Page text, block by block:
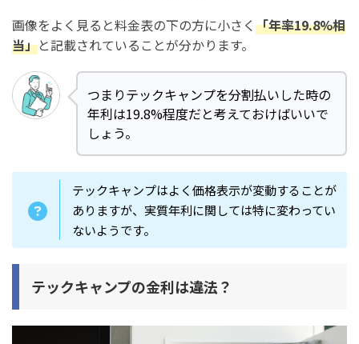
画像をよく見ると料金表の下の方に小さく「年率19.8%相
当」と記載されていることが分かります。
つまりテックキャンプを分割払いした時の
年利は19.8%程度だと考えておけばいいで
しょう。
テックキャンプはよく価格表示が変動することが
ありますが、実質年利に関しては特に変わってい
ないようです。
テックキャンプの金利は違法？